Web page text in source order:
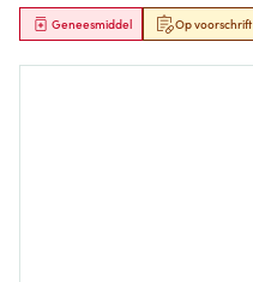
Op voorschrift
Geneesmiddel